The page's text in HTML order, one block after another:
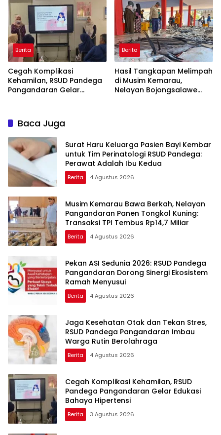
Menyusui
Berita
Cegah Komplikasi
Kehamilan, RSUD Pandega
Pangandaran Gelar
Berita
Hasil Tangkapan Melimpah
di Musim Kemarau,
Nelayan Bojongsalawe
Baca Juga
Surat Haru Keluarga Pasien Bayi Kembar
untuk Tim Perinatologi RSUD Pandega:
Perawat Adalah Ibu Kedua
Berita 4 Agustus 2026
Musim Kemarau Bawa Berkah, Nelayan
Pangandaran Panen Tongkol Kuning:
Transaksi TPI Tembus Rp14,7 Miliar
Berita 4 Agustus 2026
Pekan ASI Sedunia 2026: RSUD Pandega
Pangandaran Dorong Sinergi Ekosistem
Ramah Menyusui
Berita 4 Agustus 2026
Jaga Kesehatan Otak dan Tekan Stres,
RSUD Pandega Pangandaran Imbau
Warga Rutin Berolahraga
Berita 4 Agustus 2026
Cegah Komplikasi Kehamilan, RSUD
Pandega Pangandaran Gelar Edukasi
Bahaya Hipertensi
Berita 3 Agustus 2026